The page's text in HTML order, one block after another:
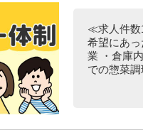
≪求人件数
希望にあ
業 ・倉庫
での惣菜